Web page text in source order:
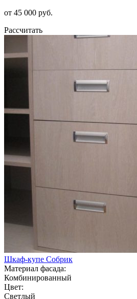
от 45 000 руб.
Рассчитать
Шкаф-купе Собрик
Материал фасада:
Комбинированный
Цвет:
Светлый